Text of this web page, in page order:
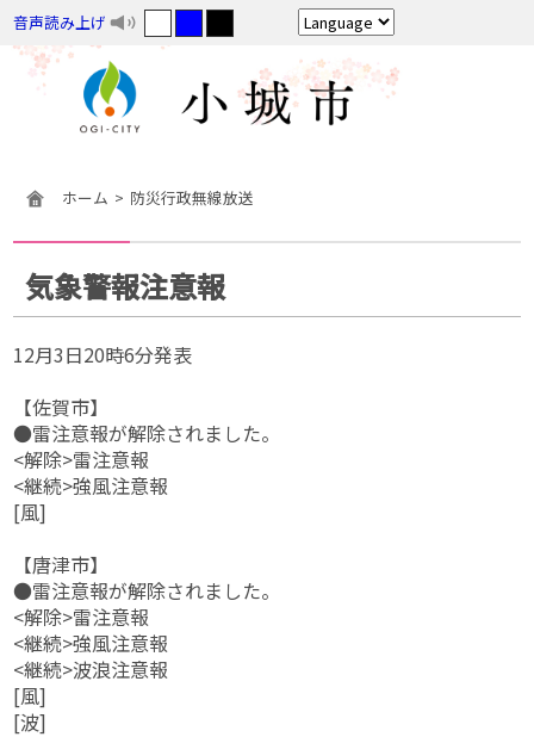
音声読み上げ
ホーム 防災行政無線放送
気象警報注意報
12月3日20時6分発表
【佐賀市】
●雷注意報が解除されました。
<解除>雷注意報
<継続>強風注意報
[風]
【唐津市】
●雷注意報が解除されました。
<解除>雷注意報
<継続>強風注意報
<継続>波浪注意報
[風]
[波]